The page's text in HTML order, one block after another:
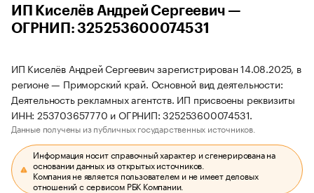
ИП Киселёв Андрей Сергеевич —
ОГРНИП: 325253600074531
ИП Киселёв Андрей Сергеевич зарегистрирован 14.08.2025, в
регионе — Приморский край. Основной вид деятельности:
Деятельность рекламных агентств. ИП присвоены реквизиты
ИНН: 253703657770 и ОГРНИП: 325253600074531.
Данные получены из публичных государственных источников.
Информация носит справочный характер и сгенерирована на
основании данных из открытых источников.
Компания не является пользователем и не имеет деловых
отношений с сервисом РБК Компании.